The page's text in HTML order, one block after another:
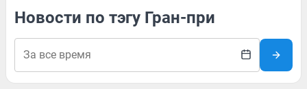
Новости по тэгу Гран-при